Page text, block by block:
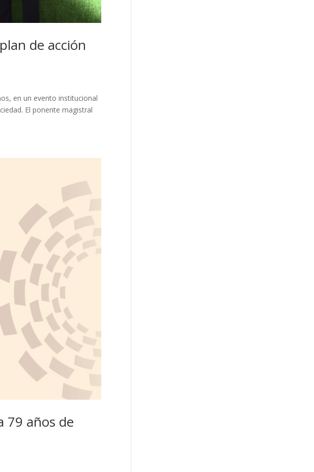
de acción
en un evento institucional
El ponente magistral
79 años de